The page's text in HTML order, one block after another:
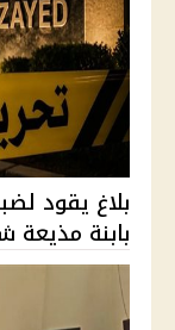
بلاغ يقود
بابنة مذيعة